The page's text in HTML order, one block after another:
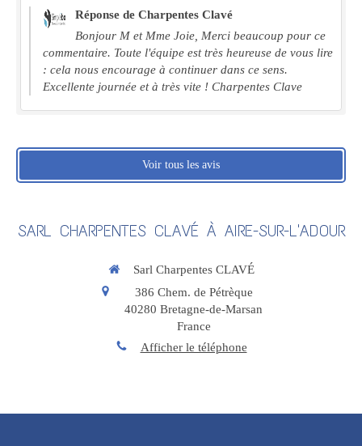
Réponse de Charpentes Clavé
Bonjour M et Mme Joie, Merci beaucoup pour ce
commentaire. Toute l'équipe est très heureuse de vous lire
: cela nous encourage à continuer dans ce sens.
Excellente journée et à très vite ! Charpentes Clave
Voir tous les avis
SARL CHARPENTES CLAVÉ À AIRE-SUR-L'ADOUR
Sarl Charpentes CLAVÉ
386 Chem. de Pétrèque
40280 Bretagne-de-Marsan
France
Afficher le téléphone